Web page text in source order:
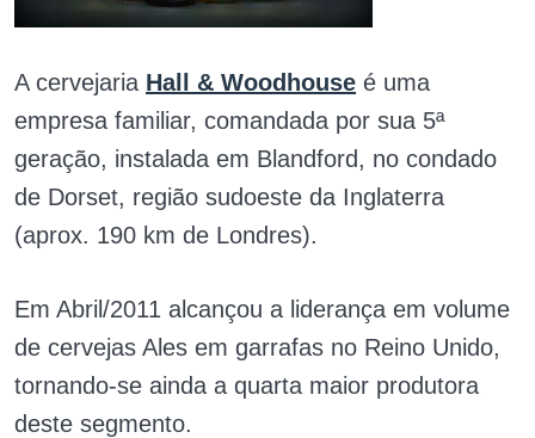
A cervejaria Hall & Woodhouse é uma
empresa familiar, comandada por sua 5ª
geração, instalada em Blandford, no condado
de Dorset, região sudoeste da Inglaterra
(aprox. 190 km de Londres).
Em Abril/2011 alcançou a liderança em volume
de cervejas Ales em garrafas no Reino Unido,
tornando-se ainda a quarta maior produtora
deste segmento.